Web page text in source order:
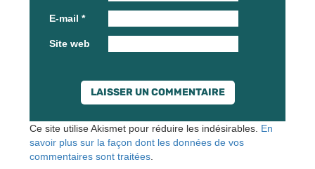
E-mail *
Site web
Ce site utilise Akismet pour réduire les indésirables. En
savoir plus sur la façon dont les données de vos
commentaires sont traitées